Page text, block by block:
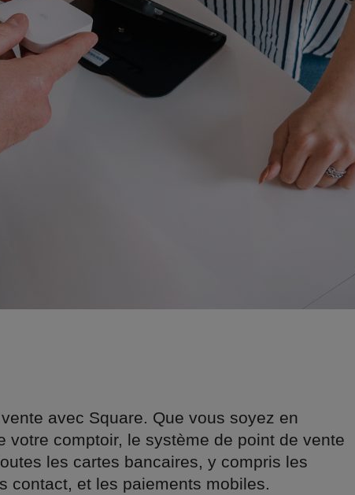
avec Square. Que vous soyez en
votre comptoir, le système de point de vente
les cartes bancaires, y compris les
contact, et les paiements mobiles.